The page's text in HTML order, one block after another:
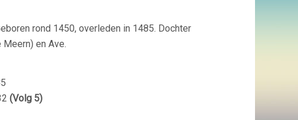
rond 1450, overleden in 1485. Dochter
en Ave.
(Volg 5)